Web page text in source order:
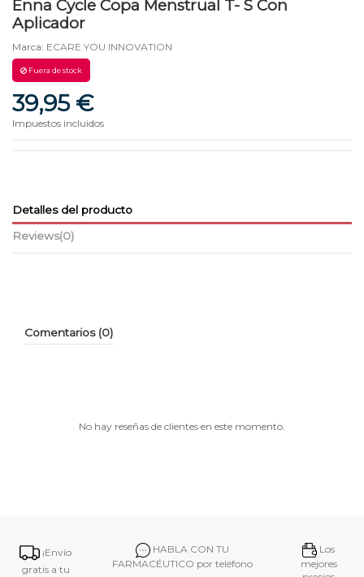
Enna Cycle Copa Menstrual T- S Con
Aplicador
Marca: ECARE YOU INNOVATION
Fuera de stock
39,95 €
Impuestos incluidos
Detalles del producto
Reviews(0)
Comentarios (0)
No hay reseñas de clientes en este momento.
¡Envío
gratis a tu
HABLA CON TU
FARMACÉUTICO por teléfono
Los
mejores